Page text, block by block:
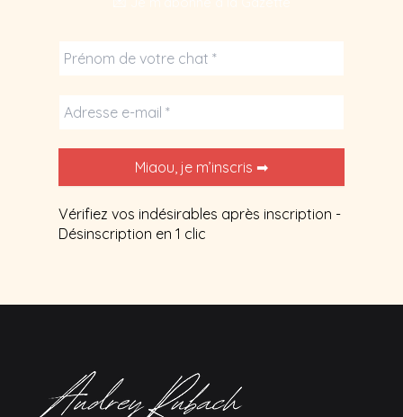
Vérifiez vos indésirables après inscription -
Désinscription en 1 clic